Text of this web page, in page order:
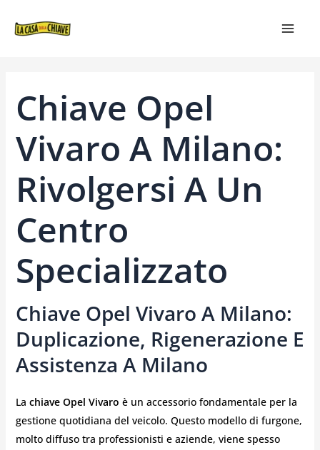
Chiave Opel
Vivaro A Milano:
Rivolgersi A Un
Centro
Specializzato
Chiave Opel Vivaro A Milano:
Duplicazione, Rigenerazione E
Assistenza A Milano
La chiave Opel Vivaro è un accessorio fondamentale per la
gestione quotidiana del veicolo. Questo modello di furgone,
molto diffuso tra professionisti e aziende, viene spesso
ARTICOLI